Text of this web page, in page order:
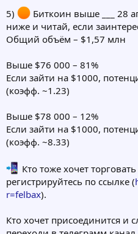
5)
Биткоин выше ___ 28
ниже и читай, если
Общий объём – $1,57 млн
Выше $76 000 – 81%
Если зайти на $1000,
(коэфф. ~1.23)
Выше $78 000 – 12%
Если зайти на $1000,
(коэфф. ~8.33)
Кто тоже хочет
регистрируйтесь по ссылке (
r=felbax).
Кто хочет присоединится и